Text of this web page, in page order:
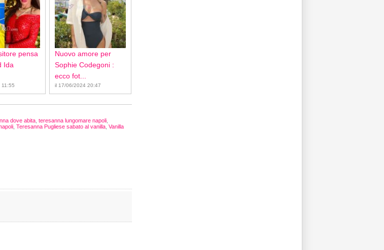
pensa
Ida
Nuovo amore per
Sophie Codegoni :
ecco fot...
il 17/06/2024 20:47
dove abita teresanna lungomare napoli
Teresanna Pugliese sabato al vanilla Vanilla